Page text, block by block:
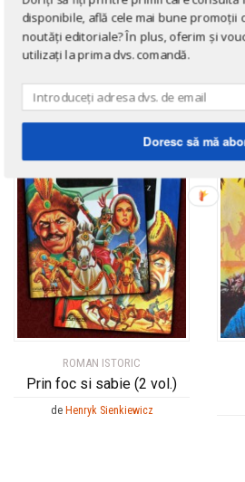
→ afișează toate cărțile
ROMAN ISTORIC
Prin foc si sabie (2 vol.)
de Henryk Sienkiewicz
disponibile, află cele mai bune promoții
noutăți editoriale? În plus, oferim și
utilizați la prima dvs. comandă.
Doresc să mă